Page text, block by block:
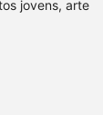
jovens, arte